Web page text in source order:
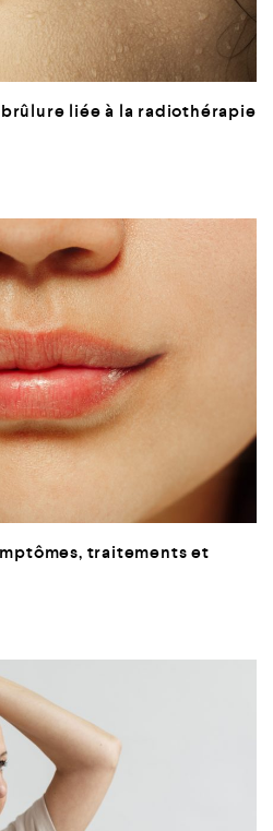
liée à la radiothérapie
traitements et